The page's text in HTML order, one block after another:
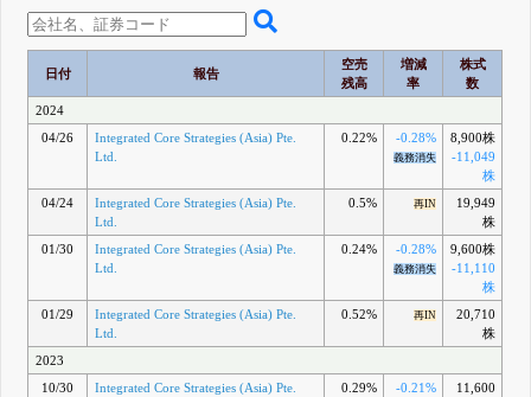
日付 報告
空売
残高
増減
率
株式
数
2024
04/26
Integrated Core Strategies (Asia) Pte.
Ltd.
0.22% -0.28%
義務消失
8,900株
-11,049
株
04/24
Integrated Core Strategies (Asia) Pte.
Ltd.
0.5% 再IN
19,949
株
01/30
Integrated Core Strategies (Asia) Pte.
Ltd.
0.24% -0.28%
義務消失
9,600株
-11,110
株
01/29
Integrated Core Strategies (Asia) Pte.
Ltd.
0.52% 再IN
20,710
株
2023
10/30
Integrated Core Strategies (Asia) Pte.
0.29% -0.21%
11,600